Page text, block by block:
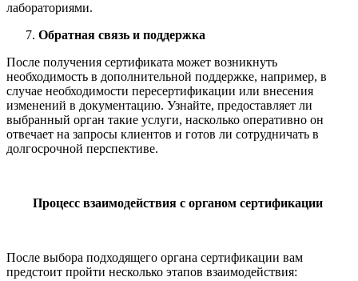
лабораториями.
Обратная связь и поддержка
После получения сертификата может возникнуть
необходимость в дополнительной поддержке, например, в
случае необходимости пересертификации или внесения
изменений в документацию. Узнайте, предоставляет ли
выбранный орган такие услуги, насколько оперативно он
отвечает на запросы клиентов и готов ли сотрудничать в
долгосрочной перспективе.
Процесс взаимодействия с органом сертификации
После выбора подходящего органа сертификации вам
предстоит пройти несколько этапов взаимодействия: